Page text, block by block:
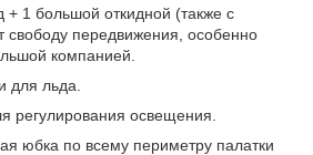
1 большой откидной (также с
свободу передвижения, особенно
компанией.
для льда.
регулирования освещения.
юбка по всему периметру палатки